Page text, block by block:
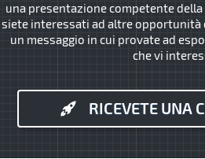
una presentazione competente
siete interessati ad altre opportunità
un messaggio in cui provate ad
che vi
RICEVETE UNA